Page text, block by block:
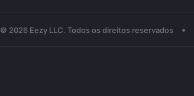
© 2026 Eezy LLC. Todos os direitos reservados •